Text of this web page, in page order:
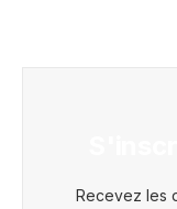
Recevez les